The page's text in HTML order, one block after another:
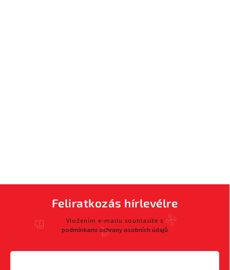
Feliratkozás hírlevélre
Vložením e-mailu souhlasíte s
podmínkami ochrany osobních údajů